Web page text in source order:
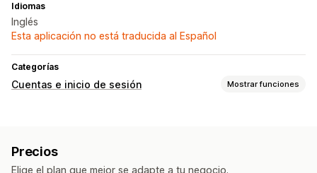
Idiomas
Inglés
Esta aplicación no está traducida al Español
Categorías
Cuentas e inicio de sesión Mostrar funciones
Precios
Elige el plan que mejor se adapte a tu negocio.